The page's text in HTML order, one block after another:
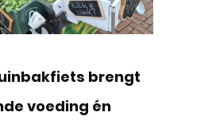
brengt
voeding én